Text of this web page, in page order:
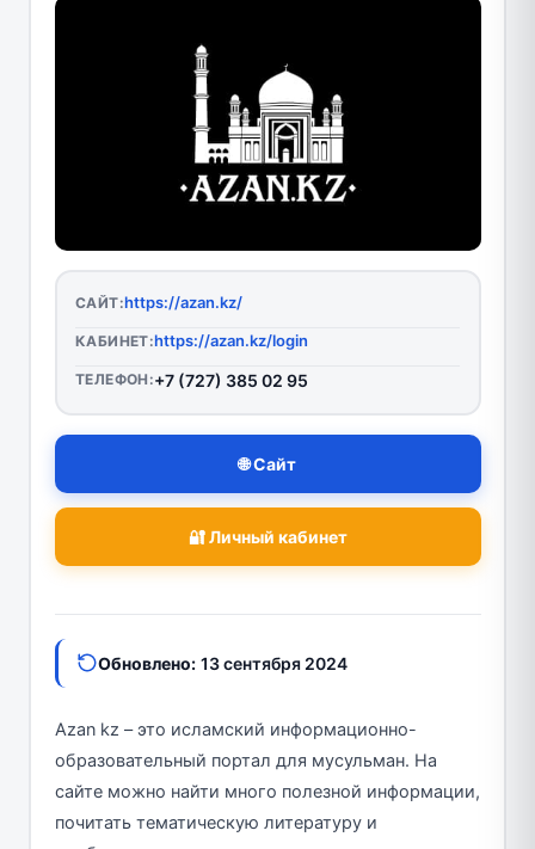
САЙТ:https://azan.kz/
КАБИНЕТ:https://azan.kz/login
ТЕЛЕФОН:+7 (727) 385 02 95
🌐 Сайт
🔐 Личный кабинет
Обновлено: 13 сентября 2024
Azan kz – это исламский информационно-
образовательный портал для мусульман. На
сайте можно найти много полезной информации,
почитать тематическую литературу и